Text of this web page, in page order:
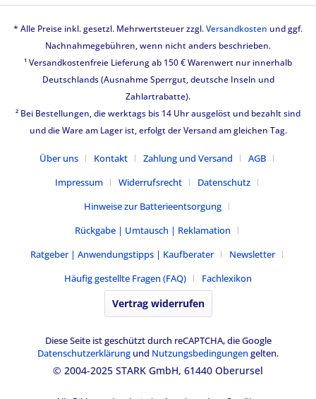
* Alle Preise inkl. gesetzl. Mehrwertsteuer zzgl.Versandkosten und ggf.
Nachnahmegebühren, wenn nicht anders beschrieben.
¹ Versandkostenfreie Lieferung ab 150 € Warenwert nur innerhalb
Deutschlands (Ausnahme Sperrgut, deutsche Inseln und
Zahlartrabatte).
² Bei Bestellungen, die werktags bis 14 Uhr ausgelöst und bezahlt sind
und die Ware am Lager ist, erfolgt der Versand am gleichen Tag.
Über uns Kontakt Zahlung und Versand
AGB
Impressum
Widerrufsrecht
Datenschutz
Hinweise zur Batterieentsorgung
Rückgabe | Umtausch | Reklamation
Ratgeber | Anwendungstipps | Kaufberater
Newsletter
Häufig gestellte Fragen (FAQ)
Fachlexikon
Vertrag widerrufen
Diese Seite ist geschützt durch reCAPTCHA, die Google
Datenschutzerklärung und Nutzungsbedingungen gelten.
© 2004-2025 STARK GmbH, 61440 Oberursel